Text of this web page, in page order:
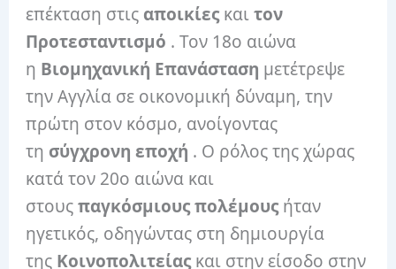
επέκταση στις αποικίεςκαιτον
Προτεσταντισμό . Τον 18ο αιώνα
η Βιομηχανική Επανάσταση μετέτρεψε
την Αγγλία σε οικονομική δύναμη, την
πρώτη στον κόσμο, ανοίγοντας
τη σύγχρονη εποχή . Ο ρόλος της χώρας
κατά τον 20ο αιώνα και
στουςπαγκόσμιους πολέμουςήταν
ηγετικός, οδηγώντας στη δημιουργία
της Κοινοπολιτείαςκαι στην είσοδο στην